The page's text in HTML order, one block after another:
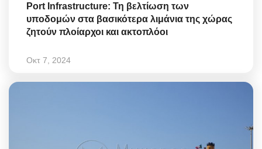
Port Infrastructure: Τη βελτίωση των
υποδομών στα βασικότερα λιμάνια της χώρας
ζητούν πλοίαρχοι και ακτοπλόοι
Οκτ 7, 2024